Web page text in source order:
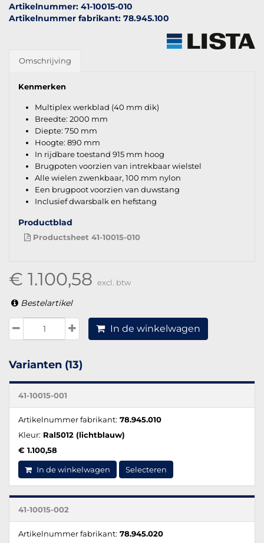
Artikelnummer: 41-10015-010
Artikelnummer fabrikant: 78.945.100
Omschrijving
Kenmerken
Multiplex werkblad (40 mm dik)
Breedte: 2000 mm
Diepte: 750 mm
Hoogte: 890 mm
In rijdbare toestand 915 mm hoog
Brugpoten voorzien van intrekbaar wielstel
Alle wielen zwenkbaar, 100 mm nylon
Een brugpoot voorzien van duwstang
Inclusief dwarsbalk en hefstang
Productblad
Productsheet 41-10015-010
€ 1.100,58 excl. btw
Bestelartikel
In de winkelwagen
Varianten (13)
41-10015-001
Artikelnummer fabrikant: 78.945.010
Kleur: Ral5012 (lichtblauw)
€ 1.100,58
In de winkelwagen Selecteren
41-10015-002
Artikelnummer fabrikant: 78.945.020